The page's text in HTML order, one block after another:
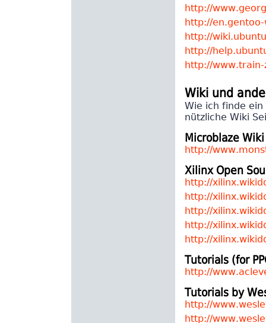
http://
http://en.gentoo-
http://
http://
http://www.train-
Wiki und
Wie ich finde
nützliche Wiki
Microblaze
http://
Xilinx Open
http://
http://
http://
http://
http://
Tutorials (for
http://
Tutorials by
http://
http://